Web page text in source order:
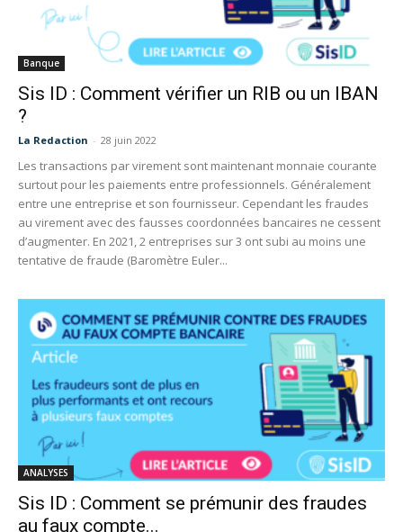
Banque
Sis ID : Comment vérifier un RIB ou un IBAN
?
La Redaction - 28 juin 2022
Les transactions par virement sont maintenant monnaie courante
surtout pour les paiements entre professionnels. Généralement
entre une entreprise et son fournisseur. Cependant les fraudes
au virement avec des fausses coordonnées bancaires ne cessent
d’augmenter. En 2021, 2 entreprises sur 3 ont subi au moins une
tentative de fraude (Baromètre Euler...
ANALYSES
Sis ID : Comment se prémunir des fraudes
au faux compte...